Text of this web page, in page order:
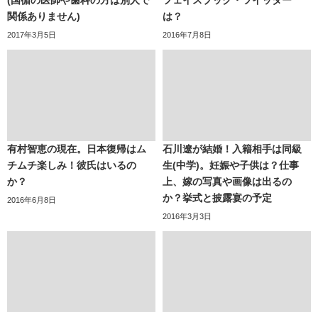
関係ありません)
2017年3月5日
は？
2016年7月8日
有村智恵の現在。日本復帰はム
チムチ楽しみ！彼氏はいるの
か？
2016年6月8日
石川遼が結婚！入籍相手は同級
生(中学)。妊娠や子供は？仕事
上、嫁の写真や画像は出るの
か？挙式と披露宴の予定
2016年3月3日